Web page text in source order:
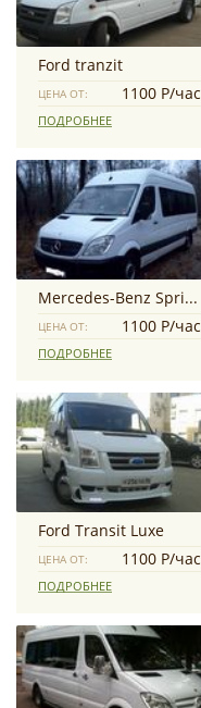
Ford tranzit
ЦЕНА ОТ: 1100 Р/час
ПОДРОБНЕЕ
Mercedes-Benz Sprinter
ЦЕНА ОТ: 1100 Р/час
ПОДРОБНЕЕ
Ford Transit Luxe
ЦЕНА ОТ: 1100 Р/час
ПОДРОБНЕЕ